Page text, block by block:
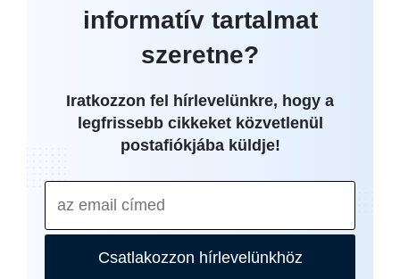
informatív tartalmat
szeretne?
Iratkozzon fel hírlevelünkre, hogy a
legfrissebb cikkeket közvetlenül
postafiókjába küldje!
Csatlakozzon hírlevelünkhöz